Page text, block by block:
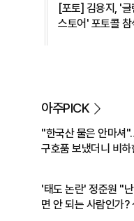
[포토] 김용지, '
스토어' 포토콜 참
아주PICK
"한국산 물은 안마셔
구호품 보냈더니 비하
'태도 논란' 정준원 "
면 안 되는 사람인가?